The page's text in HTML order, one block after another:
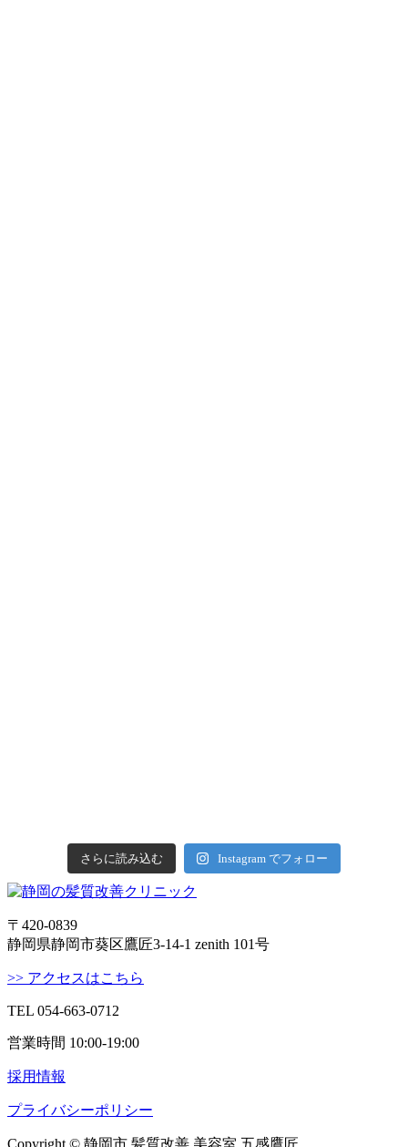
さらに読み込む Instagram でフォロー
〒420-0839
静岡県静岡市葵区鷹匠3-14-1 zenith 101号
>> アクセスはこちら
TEL 054-663-0712
営業時間 10:00-19:00
採用情報
プライバシーポリシー